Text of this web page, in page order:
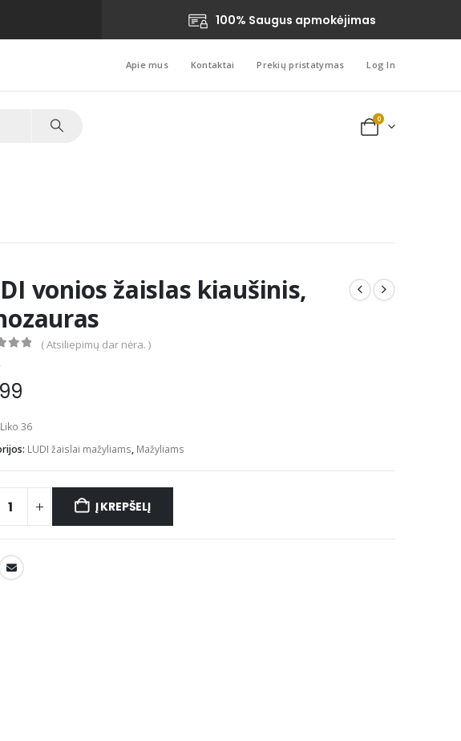
100% Saugus apmokėjimas
Apie mus Kontaktai Prekių pristatymas Log In
0
vonios žaislas kiaušinis,
( Atsiliepimų dar nėra. )
Liko 36
LUDI žaislai mažyliams, Mažyliams
Į KREPŠELĮ